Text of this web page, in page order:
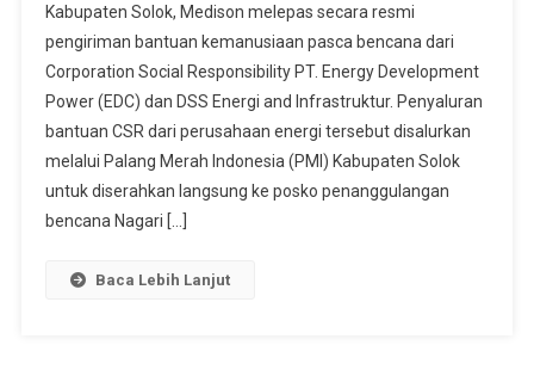
Bantuan
CSR
PT
Kabupaten Solok, Medison melepas secara resmi
pengiriman bantuan kemanusiaan pasca bencana dari
Corporation Social Responsibility PT. Energy Development
Power (EDC) dan DSS Energi and Infrastruktur. Penyaluran
bantuan CSR dari perusahaan energi tersebut disalurkan
melalui Palang Merah Indonesia (PMI) Kabupaten Solok
untuk diserahkan langsung ke posko penanggulangan
bencana Nagari […]
Baca Lebih Lanjut